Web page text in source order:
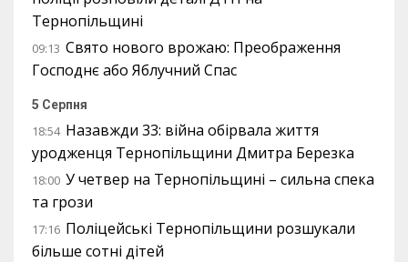
Тернопільщині
09:13 Свято нового врожаю: Преображення
Господнє або Яблучний Спас
5 Серпня
18:54 Назавжди 33: війна обірвала життя
уродженця Тернопільщини Дмитра Березка
18:00 У четвер на Тернопільщині – сильна спека
та грози
17:16 Поліцейські Тернопільщини розшукали
більше сотні дітей